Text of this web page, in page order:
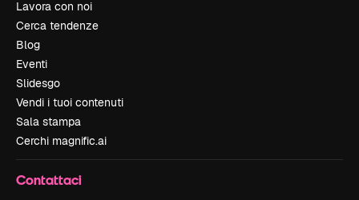
Lavora con noi
Cerca tendenze
Blog
Eventi
Slidesgo
Vendi i tuoi contenuti
Sala stampa
Cerchi magnific.ai
Contattaci